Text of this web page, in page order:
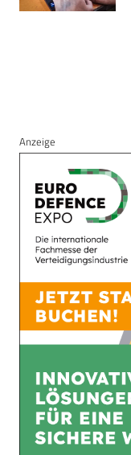
Anzeige